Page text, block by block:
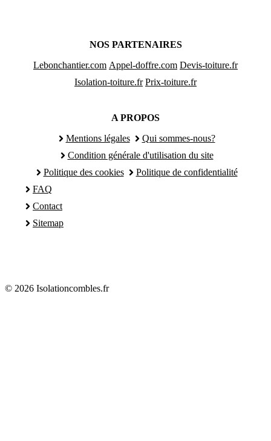
NOS PARTENAIRES
Lebonchantier.com Appel-doffre.com Devis-toiture.fr
Isolation-toiture.fr Prix-toiture.fr
A PROPOS
Mentions légales
Qui sommes-nous?
Condition générale d'utilisation du site
Politique des cookies
Politique de confidentialité
FAQ
Contact
Sitemap
© 2026 Isolationcombles.fr